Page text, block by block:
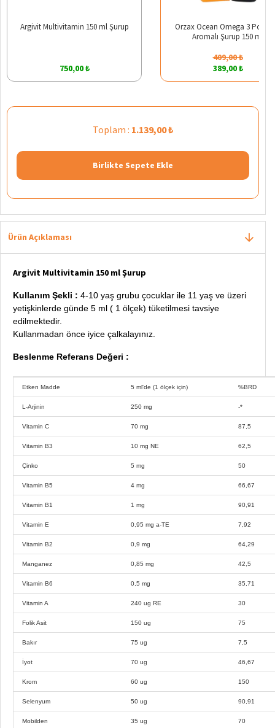
Argivit Multivitamin 150 ml Şurup
750,00 ₺
Orzax Ocean Omega 3
Aromalı Şurup 150 ml
409,00 ₺
389,00 ₺
Toplam : 1.139,00 ₺
Birlikte Sepete Ekle
Ürün Açıklaması
Argivit Multivitamin 150 ml Şurup
Kullanım Şekli : 4-10 yaş grubu çocuklar ile 11 yaş ve üzeri
yetişkinlerde günde 5 ml ( 1 ölçek) tüketilmesi tavsiye
edilmektedir.
Kullanmadan önce iyice çalkalayınız.
Beslenme Referans Değeri :
Etken Madde 5 ml'de (1 ölçek için) %BRD
L-Arjinin 250 mg -*
Vitamin C 70 mg 87,5
Vitamin B3 10 mg NE 62,5
Çinko 5 mg 50
Vitamin B5 4 mg 66,67
Vitamin B1 1 mg 90,91
Vitamin E 0,95 mg a-TE 7,92
Vitamin B2 0,9 mg 64,29
Manganez 0,85 mg 42,5
Vitamin B6 0,5 mg 35,71
Vitamin A 240 ug RE 30
Folik Asit 150 ug 75
Bakır 75 ug 7,5
İyot 70 ug 46,67
Krom 60 ug 150
Selenyum 50 ug 90,91
Mobilden 35 ug 70